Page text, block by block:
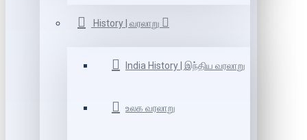
History | வரலாறு
India History | இந்திய வரலாறு
உலக வரலாறு